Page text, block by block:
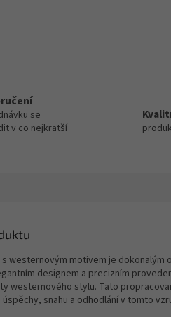
se
v co nejkratší
westernovým motivem je dokonalým
ním designem a precizním
westernového stylu. Tato
snahu a odhodlánív tomto vz